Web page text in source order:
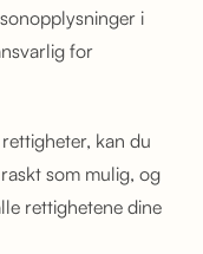
i
for
kan du
som mulig, og
rettighetene dine